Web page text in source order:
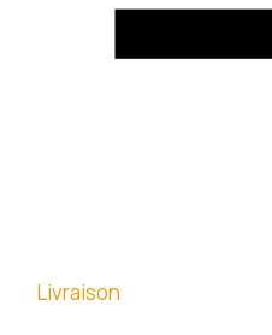
Livraison